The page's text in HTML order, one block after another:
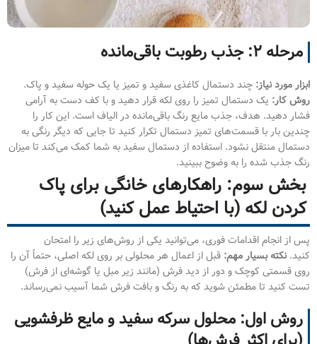
مرحله ۲: جذب رطوبت باقی‌مانده
ابزار مورد نیاز: چند دستمال کاغذی سفید و تمیز یا یک حوله سفید و پاک.
روش کار: یک دستمال تمیز را روی لکه قرار دهید و با کف دست به آرامی
فشار دهید. هدف، جذب مایع رنگ باقی‌مانده در الیاف است. این کار را
چندین بار با قسمت‌های تمیز دستمال تکرار کنید تا جایی که دیگر رنگی به
دستمال منتقل نشود. استفاده از دستمال سفید به شما کمک می‌کند تا میزان
رنگ جذب شده را به وضوح ببینید.
بخش سوم: راهکارهای خانگی برای پاک
کردن لکه (با احتیاط عمل کنید)
پس از انجام اقدامات فوری، می‌توانید یکی از روش‌های زیر را امتحان
کنید.نکته بسیار مهم: قبل از اعمال هر محلولی بر روی لکه اصلی، حتماً آن را
روی قسمتی کوچک و دور از دید فرش (مانند زیر مبل یا گوشه‌ای از فرش)
تست کنید تا مطمئن شوید که به رنگ و بافت فرش شما آسیب نمی‌رساند.
روش اول: محلول سرکه سفید و مایع ظرفشویی